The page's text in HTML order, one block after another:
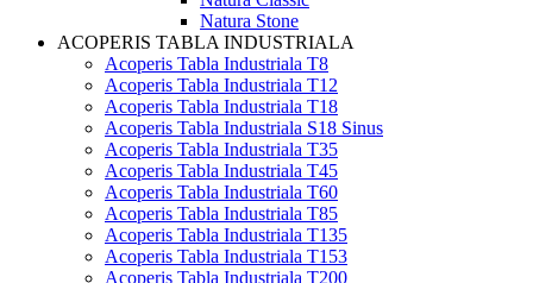
Natura Stone
ACOPERIS TABLA INDUSTRIALA
Acoperis Tabla Industriala T8
Acoperis Tabla Industriala T12
Acoperis Tabla Industriala T18
Acoperis Tabla Industriala S18 Sinus
Acoperis Tabla Industriala T35
Acoperis Tabla Industriala T45
Acoperis Tabla Industriala T60
Acoperis Tabla Industriala T85
Acoperis Tabla Industriala T135
Acoperis Tabla Industriala T153
Acoperis Tabla Industriala T200